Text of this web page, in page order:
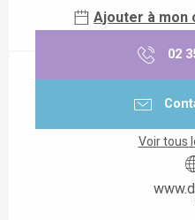
Ajouter à mon
02
Voir tous